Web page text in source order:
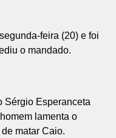
feira (20) e foi
o mandado.
Sérgio Esperanceta
lamenta o
matar Caio.